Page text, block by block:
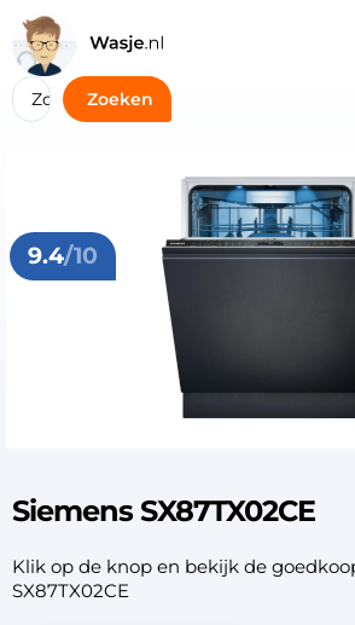
Zoeken
9.4/10
Siemens SX87TX02CE
Klik op de knop en bekijk de
SX87TX02CE